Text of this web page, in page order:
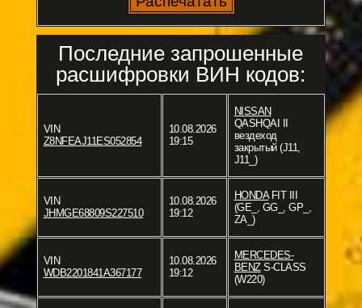
Последние запрошенные
расшифровки ВИН кодов:
VIN
Z8NFEAJ11ES052854
10.08.2026
19:15
NISSAN
QASHQAI II
вездеход
закрытый (J11,
J11_)
VIN
JHMGE68809S227510
10.08.2026
19:12
HONDAFIT III
(GE_, GG_, GP_,
ZA_)
VIN
WDB2201841A367177
10.08.2026
19:12
MERCEDES-
BENZS-CLASS
(W220)